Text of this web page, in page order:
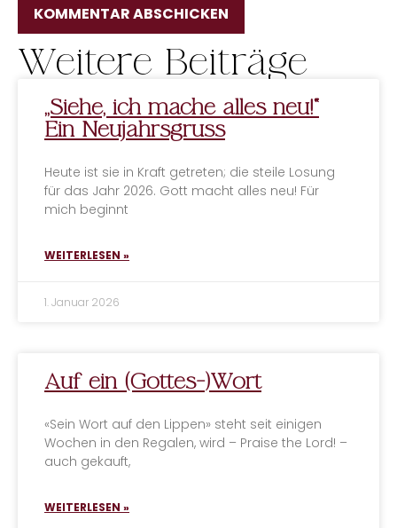
ALTERNATIVE:
Weitere Beiträge
„Siehe, ich mache alles neu!“
Ein Neujahrsgruss
Heute ist sie in Kraft getreten; die steile Losung
für das Jahr 2026. Gott macht alles neu! Für
mich beginnt
WEITERLESEN »
1. Januar 2026
Auf ein (Gottes-)Wort
«Sein Wort auf den Lippen» steht seit einigen
Wochen in den Regalen, wird – Praise the Lord! –
auch gekauft,
WEITERLESEN »